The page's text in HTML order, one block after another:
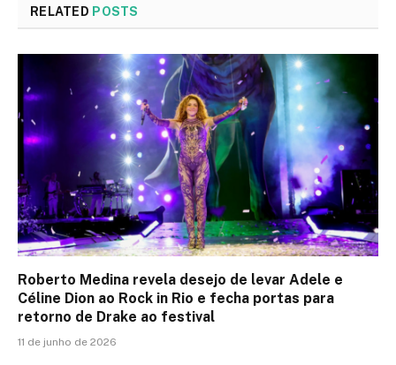
RELATED POSTS
Roberto Medina revela desejo de levar Adele e
Céline Dion ao Rock in Rio e fecha portas para
retorno de Drake ao festival
11 de junho de 2026